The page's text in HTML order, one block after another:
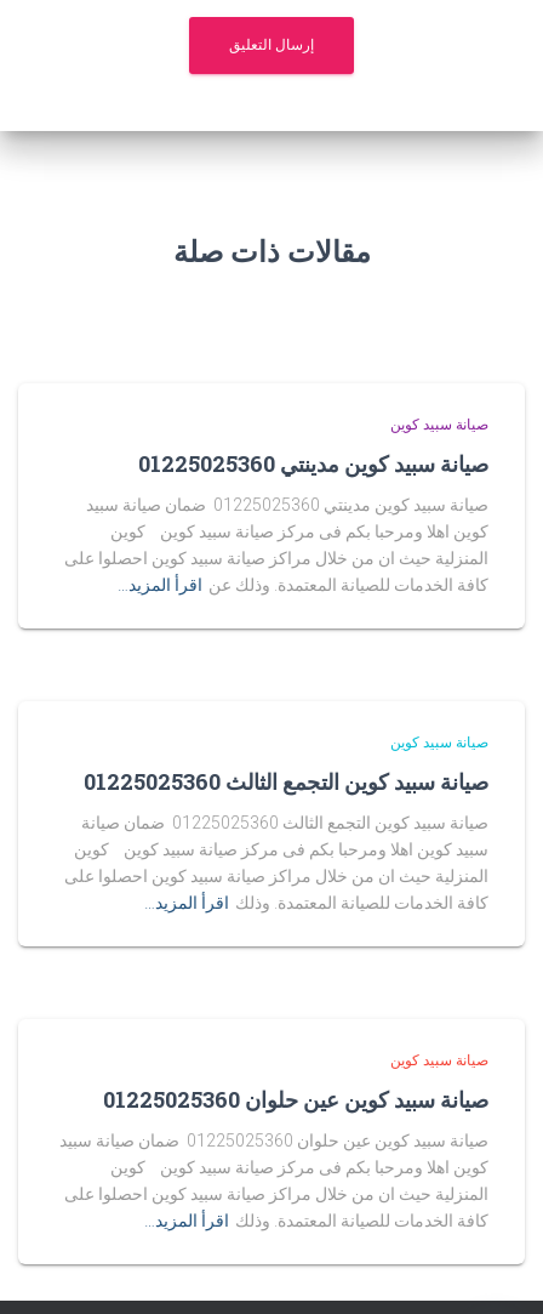
مقالات ذات صلة
صيانة سبيد كوين
صيانة سبيد كوين مدينتي 01225025360
صيانة سبيد كوين مدينتي 01225025360 ضمان صيانة سبيد
كوين اهلا ومرحبا بكم فى مركز صيانة سبيد كوين كوين
المنزلية حيث ان من خلال مراكز صيانة سبيد كوين احصلوا على
كافة الخدمات للصيانة المعتمدة. وذلك عن اقرأ المزيد…
صيانة سبيد كوين
صيانة سبيد كوين التجمع الثالث 01225025360
صيانة سبيد كوين التجمع الثالث 01225025360 ضمان صيانة
سبيد كوين اهلا ومرحبا بكم فى مركز صيانة سبيد كوين كوين
المنزلية حيث ان من خلال مراكز صيانة سبيد كوين احصلوا على
كافة الخدمات للصيانة المعتمدة. وذلك اقرأ المزيد…
صيانة سبيد كوين
صيانة سبيد كوين عين حلوان 01225025360
صيانة سبيد كوين عين حلوان 01225025360 ضمان صيانة سبيد
كوين اهلا ومرحبا بكم فى مركز صيانة سبيد كوين كوين
المنزلية حيث ان من خلال مراكز صيانة سبيد كوين احصلوا على
كافة الخدمات للصيانة المعتمدة. وذلك اقرأ المزيد…